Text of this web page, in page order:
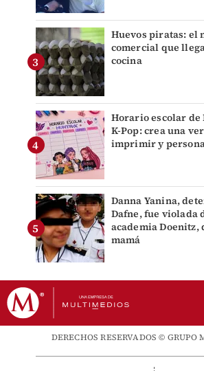
Huevos piratas: el
comercial que
cocina
Horario escolar de
K-Pop: crea una
imprimir y
Danna Yanina,
Dafne, fue violada
academia Doenitz,
mamá
DERECHOS RESERVADOS © GRUPO